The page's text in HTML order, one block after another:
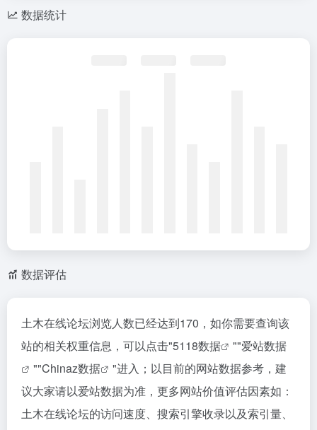
数据统计
数据评估
土木在线论坛浏览人数已经达到170，如你需要查询该
站的相关权重信息，可以点击" 5118数据
爱站数据
Chinaz数据
"进入；以目前的网站数据参考，建
议大家请以爱站数据为准，更多网站价值评估因素如：
土木在线论坛的访问速度、搜索引擎收录以及索引量、